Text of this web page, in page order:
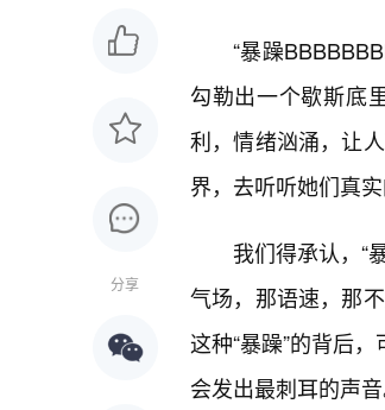
分享
“暴躁
勾勒出一个歇斯底
利，情绪汹涌，让
界，去听听她们真
我们得承认，“
气场，那语速，那
这种“暴躁”的背后
会发出最刺耳的声音